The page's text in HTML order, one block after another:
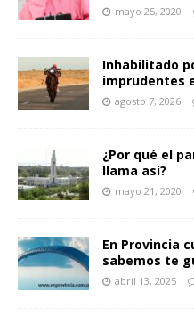
mayo 25, 2020
Inhabilitado
imprudentes
agosto 7, 2026
¿Por qué el
llama así?
mayo 21, 2020
En Provincia
sabemos te
abril 13, 2025